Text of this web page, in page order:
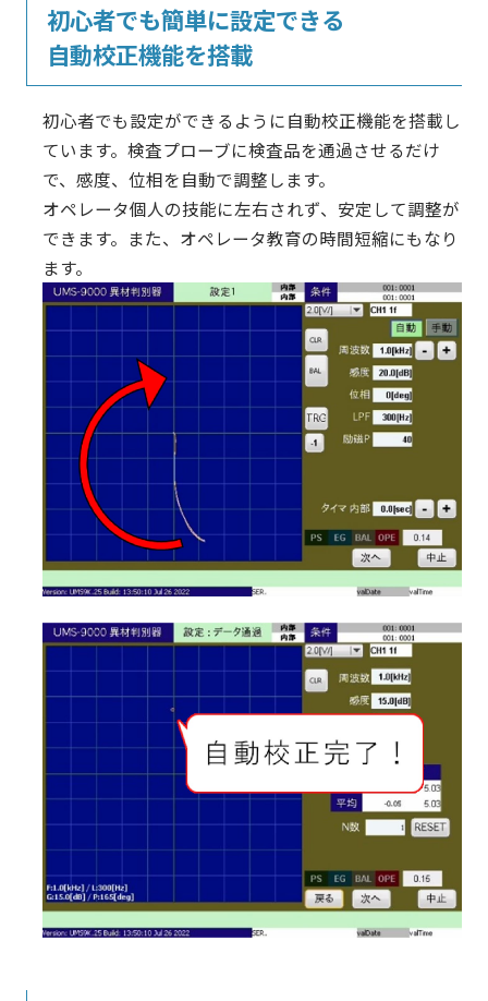
初心者でも簡単に設定できる
自動校正機能を搭載
初心者でも設定ができるように自動校正機能を搭載し
ています。検査プローブに検査品を通過させるだけ
で、感度、位相を自動で調整します。
オペレータ個人の技能に左右されず、安定して調整が
できます。また、オペレータ教育の時間短縮にもなり
ます。